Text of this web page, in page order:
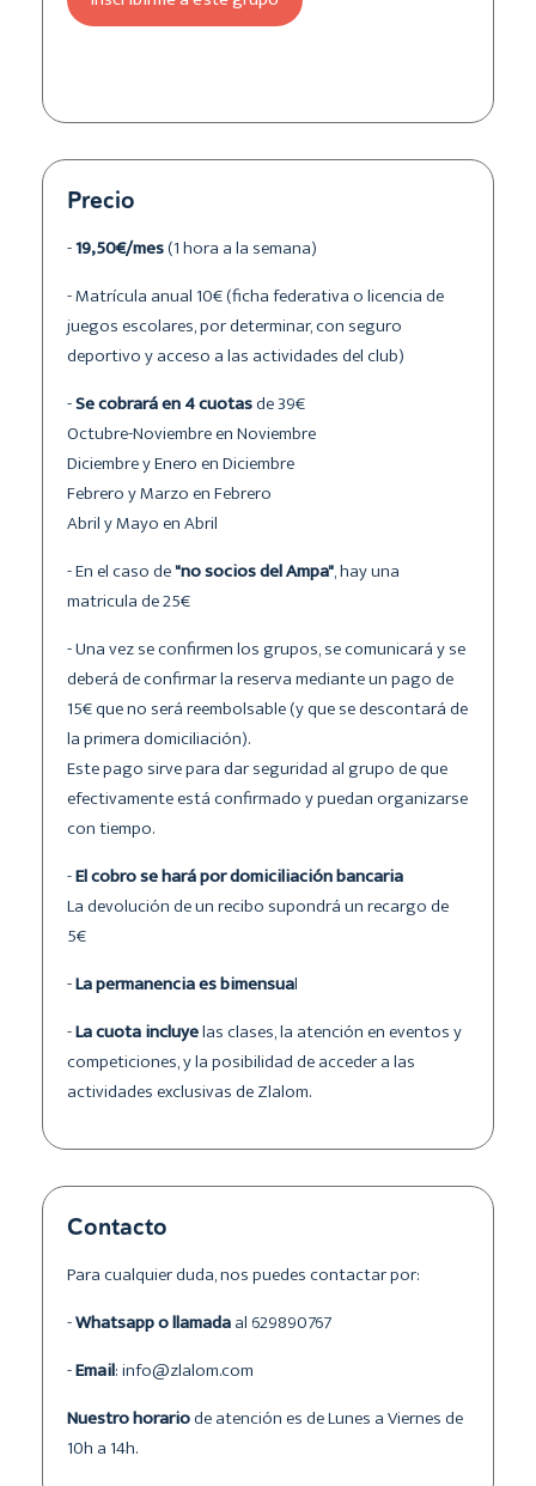
Precio
-19,50€/mes(1 hora a la semana)
- Matrícula anual 10€ (ficha federativa o licencia de
juegos escolares, por determinar, con seguro
deportivo y acceso a las actividades del club)
-Se cobrará en 4 cuotasde 39€
Octubre-Noviembre en Noviembre
Diciembre y Enero en Diciembre
Febrero y Marzo en Febrero
Abril y Mayo en Abril
- En el caso de"no socios del Ampa", hay una
matricula de 25€
- Una vez se confirmen los grupos, se comunicará y se
deberá de confirmar la reserva mediante un pago de
15€ que no será reembolsable (y que se descontará de
la primera domiciliación).
Este pago sirve para dar seguridad al grupo de que
efectivamente está confirmado y puedan organizarse
con tiempo.
-El cobro se hará por domiciliación bancaria
La devolución de un recibo supondrá un recargo de
5€
-La permanencia es bimensual
-La cuota incluyelas clases, la atención en eventos y
competiciones, y la posibilidad de acceder a las
actividades exclusivas de Zlalom.
Contacto
Para cualquier duda, nos puedes contactar por:
-Whatsapp o llamadaal 629890767
-Email: info@zlalom.com
Nuestro horariode atención es de Lunes a Viernes de
10h a 14h.